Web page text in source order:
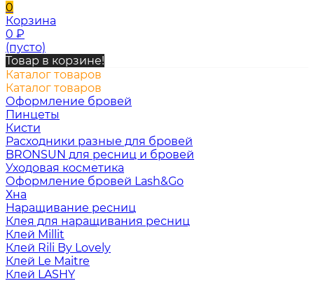
0
Корзина
0 ₽
(пусто)
Товар в корзине!
Каталог товаров
Каталог товаров
Оформление бровей
Пинцеты
Кисти
Расходники разные для бровей
BRONSUN для ресниц и бровей
Уходовая косметика
Оформление бровей Lash&Go
Хна
Наращивание ресниц
Клея для наращивания ресниц
Клей Millit
Клей Rili By Lovely
Клей Le Maitre
Клей LASHY